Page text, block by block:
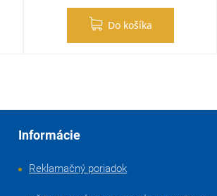
Do košíka
Informácie
Reklamačný poriadok